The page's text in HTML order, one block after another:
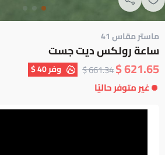
ماستر مقاس 41
ساعة رولكس ديت جست
621.65 $
661.34 $ وفر40 $
غير متوفر حاليًا